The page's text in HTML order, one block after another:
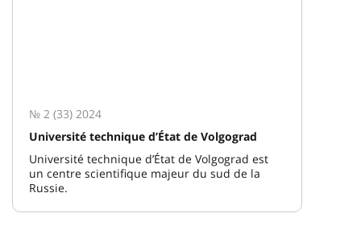
№ 2 (33) 2024
Université technique d’État de Volgograd
Université technique d’État de Volgograd est
un centre scientifique majeur du sud de la
Russie.